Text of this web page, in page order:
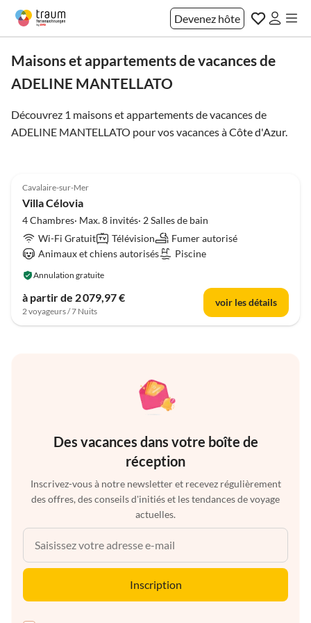
Devenez hôte
Maisons et appartements de vacances de
ADELINE MANTELLATO
Découvrez 1 maisons et appartements de vacances de
ADELINE MANTELLATO pour vos vacances àCôte d'Azur.
Cavalaire-sur-Mer
Villa Célovia
4 Chambres· Max. 8 invités· 2 Salles de bain
Wi-Fi Gratuit
Télévision
Fumer autorisé
Animaux et chiens autorisés
Piscine
Annulation gratuite
à partir de 2 079,97 €
2 voyageurs / 7 Nuits
voir les détails
Des vacances dans votre boîte de
réception
Inscrivez-vous à notre newsletter et recevez régulièrement
des offres, des conseils d'initiés et les tendances de voyage
actuelles.
Inscription